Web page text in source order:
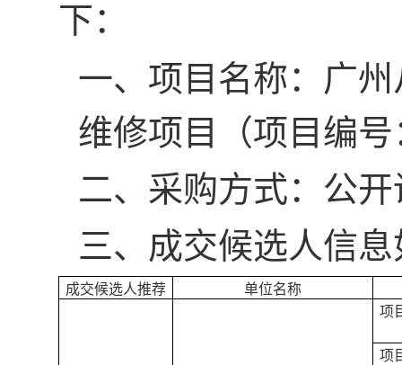
下：
一、 项目名称： 广
维修项目（项目编号
二、 采购方式： 公
三、 成交候选人信
成交候选人推荐 单位名称
项
项